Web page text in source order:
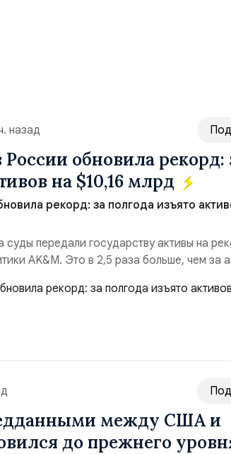
назад
обновила рекорд:
на $10,16 млрд
рекорд: за полгода изъято
передали государству активы на
AK&M. Это в 2,5 раза больше, чем за
зафиксировано 15
42,2% денежного объёма всего
...
между США и
до прежнего